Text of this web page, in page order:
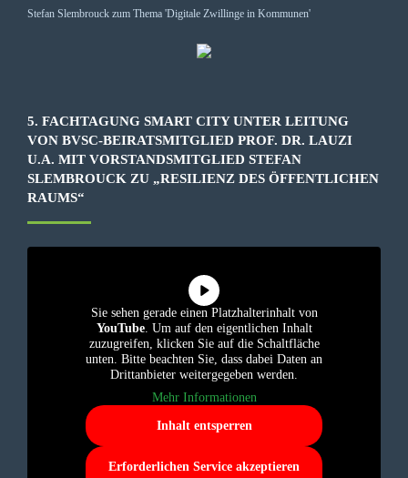
5. FACHTAGUNG SMART CITY UNTER LEITUNG
VON BVSC-BEIRATSMITGLIED PROF. DR. LAUZI
U.A. MIT VORSTANDSMITGLIED STEFAN
SLEMBROUCK ZU „RESILIENZ DES ÖFFENTLICHEN
RAUMS“
Sie sehen gerade einen Platzhalterinhalt von
YouTube. Um auf den eigentlichen Inhalt
zuzugreifen, klicken Sie auf die Schaltfläche
unten. Bitte beachten Sie, dass dabei Daten an
Drittanbieter weitergegeben werden.
Mehr Informationen
Inhalt entsperren
Erforderlichen Service akzeptieren